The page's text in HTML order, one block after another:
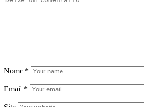
Nome *
Email *